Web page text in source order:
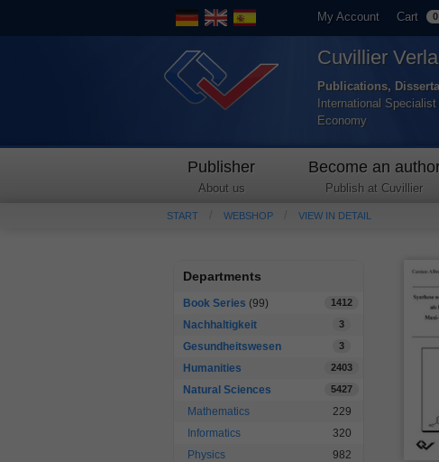
My Account Cart 0
Cuvillier
Publications,
International
Economy
Publisher
About us
Become an
Publish at Cuvillier
START WEBSHOP VIEW IN DETAIL
Departments
Book Series (99) 1412
Nachhaltigkeit 3
Gesundheitswesen 3
Humanities 2403
Natural Sciences 5427
Mathematics
229
Informatics
320
Physics
982